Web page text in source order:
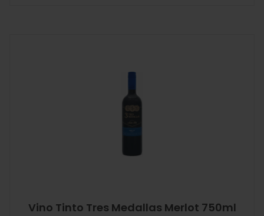
Vino Tinto Tres Medallas Merlot 750ml